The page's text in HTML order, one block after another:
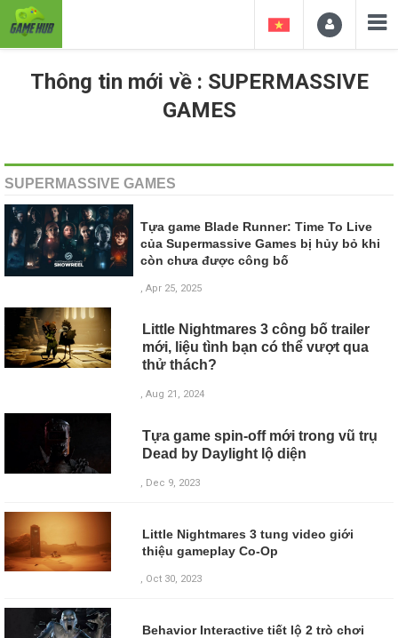
Thông tin mới về : SUPERMASSIVE
GAMES
SUPERMASSIVE GAMES
Tựa game Blade Runner: Time To Live
của Supermassive Games bị hủy bỏ khi
còn chưa được công bố
, Apr 25, 2025
Little Nightmares 3 công bố trailer
mới, liệu tình bạn có thể vượt qua
thử thách?
, Aug 21, 2024
Tựa game spin-off mới trong vũ trụ
Dead by Daylight lộ diện
, Dec 9, 2023
Little Nightmares 3 tung video giới
thiệu gameplay Co-Op
, Oct 30, 2023
Behavior Interactive tiết lộ 2 trò chơi